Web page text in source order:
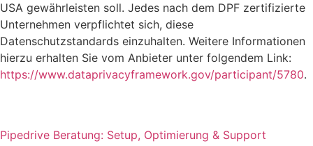
USA gewährleisten soll. Jedes nach dem DPF zertifizierte
Unternehmen verpflichtet sich, diese
Datenschutzstandards einzuhalten. Weitere Informationen
hierzu erhalten Sie vom Anbieter unter folgendem Link:
https://www.dataprivacyframework.gov/participant/5780.
Pipedrive Beratung: Setup, Optimierung & Support